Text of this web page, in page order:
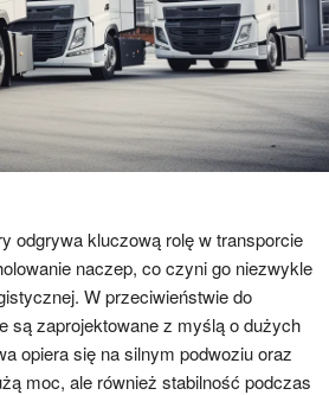
odgrywa kluczową rolę w transporcie
naczep, co czyni go niezwykle
W przeciwieństwie do
są zaprojektowane z myślą o dużych
opiera się na silnym podwoziu oraz
moc, ale również stabilność podczas